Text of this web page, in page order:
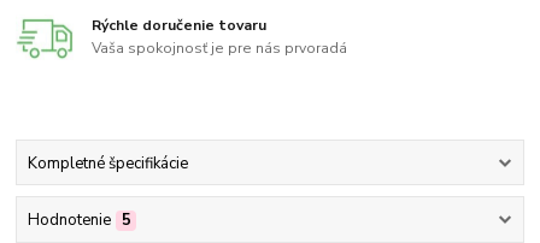
Rýchle doručenie tovaru
Vaša spokojnosť je pre nás prvoradá
Kompletné špecifikácie
Hodnotenie 5